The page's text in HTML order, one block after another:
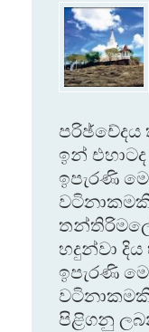
ඉන්
ඉපැරණි
හදුන්වා
ඉපැරණි
පිළිගනු